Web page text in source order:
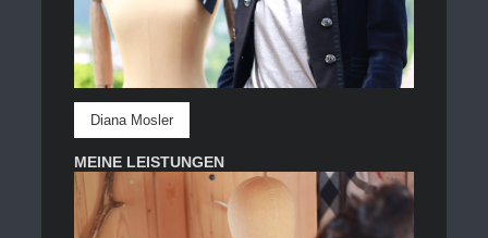
Diana Mosler
MEINE LEISTUNGEN